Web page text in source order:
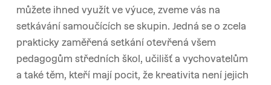
můžete ihned využít ve výuce, zveme vás na
setkávání samoučících se skupin. Jedná se o zcela
prakticky zaměřená setkání otevřená všem
pedagogům středních škol, učilišť a vychovatelům
a také těm, kteří mají pocit, že kreativita není jejich